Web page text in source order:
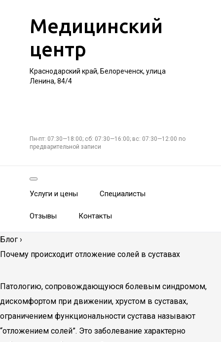
Медицинский
центр
Краснодарский край, Белореченск, улица
Ленина, 84/4
Пн-пт: 07:30—18:00; сб: 07:30—16:00; вс: 07:30—12:00 по
предварительной записи
Услуги и цены Специалисты
Отзывы Контакты
Блог ›
Почему происходит отложение солей в суставах
Патологию, сопровождающуюся болевым синдромом,
дискомфортом при движении, хрустом в суставах,
ограничением функциональности сустава называют
“отложением солей”. Это заболевание характерно